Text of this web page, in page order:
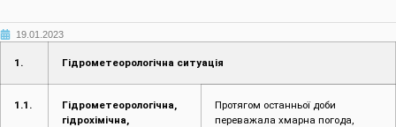
19.01.2023
1. Гідрометеорологічна ситуація
1.1.
Гідрометеорологічна,
гідрохімічна,
Протягом останньої доби
переважала хмарна погода,